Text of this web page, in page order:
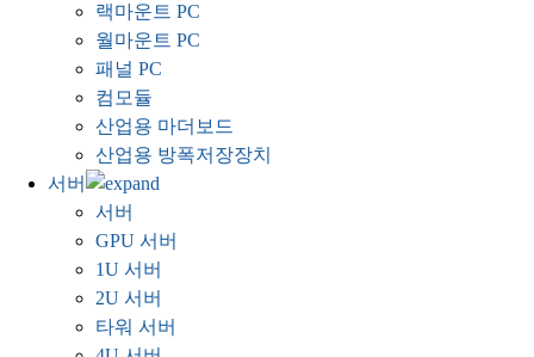
랙마운트 PC
월마운트 PC
패널 PC
컴모듈
산업용 마더보드
산업용 방폭저장장치
서버
서버
GPU 서버
1U 서버
2U 서버
타워 서버